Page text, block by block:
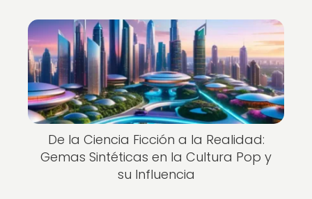
De la Ciencia Ficción a la Realidad:
Gemas Sintéticas en la Cultura Pop y
su Influencia